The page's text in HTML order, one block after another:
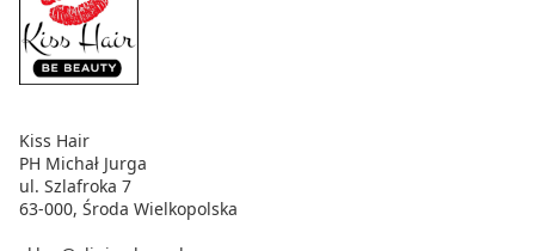
Kiss Hair
PH Michał Jurga
ul. Szlafroka 7
63-000, Środa Wielkopolska